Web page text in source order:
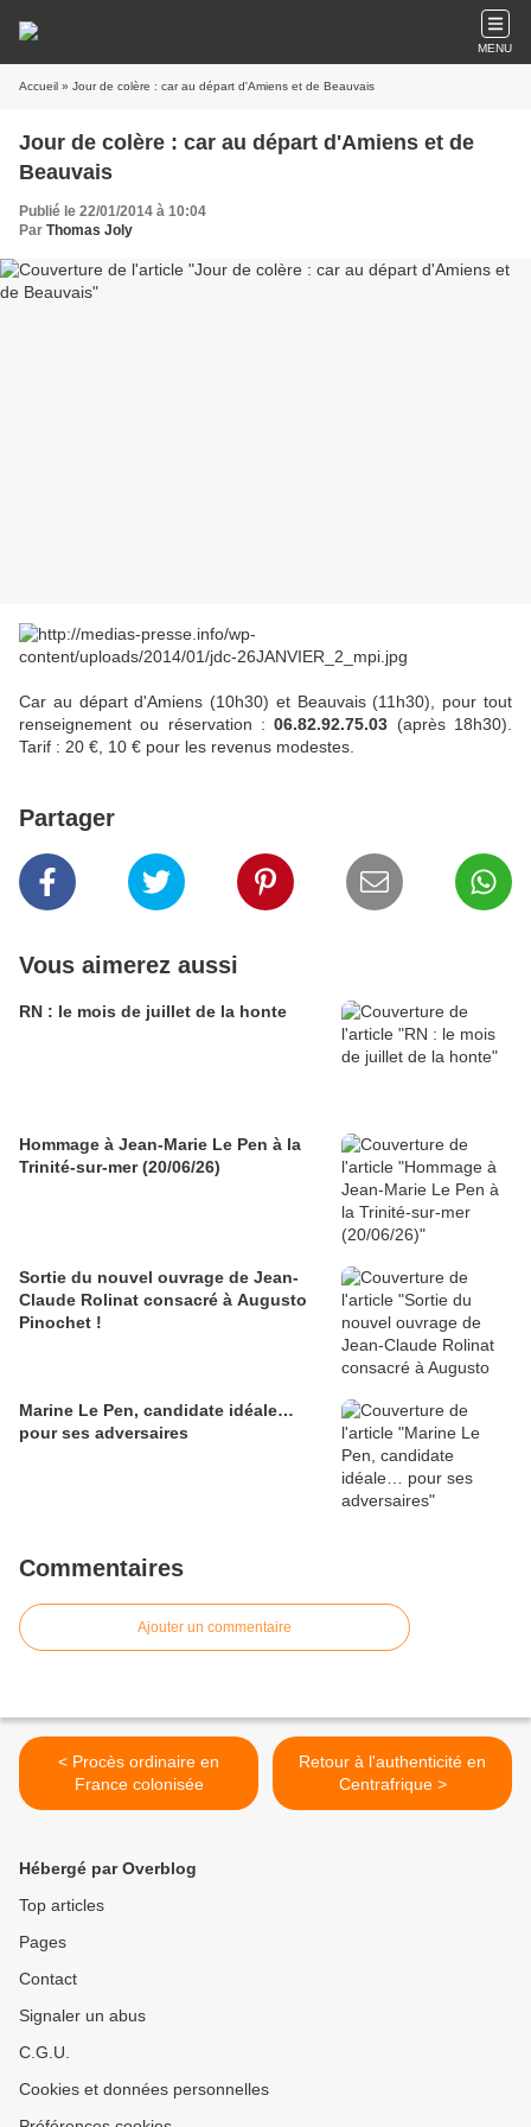
MENU
Accueil » Jour de colère : car au départ d'Amiens et de Beauvais
Jour de colère : car au départ d'Amiens et de
Beauvais
Publié le 22/01/2014 à 10:04
Par Thomas Joly
Car au départ d'Amiens (10h30) et Beauvais (11h30), pour tout
renseignement ou réservation :06.82.92.75.03 (après 18h30).
Tarif : 20 €, 10 € pour les revenus modestes.
Partager
Vous aimerez aussi
RN : le mois de juillet de la honte
Hommage à Jean-Marie Le Pen à la
Trinité-sur-mer (20/06/26)
Sortie du nouvel ouvrage de Jean-
Claude Rolinat consacré à Augusto
Pinochet !
Marine Le Pen, candidate idéale…
pour ses adversaires
Commentaires
Ajouter un commentaire
< Procès ordinaire en
France colonisée
Retour à l'authenticité en
Centrafrique >
Hébergé par Overblog
Top articles
Pages
Contact
Signaler un abus
C.G.U.
Cookies et données personnelles